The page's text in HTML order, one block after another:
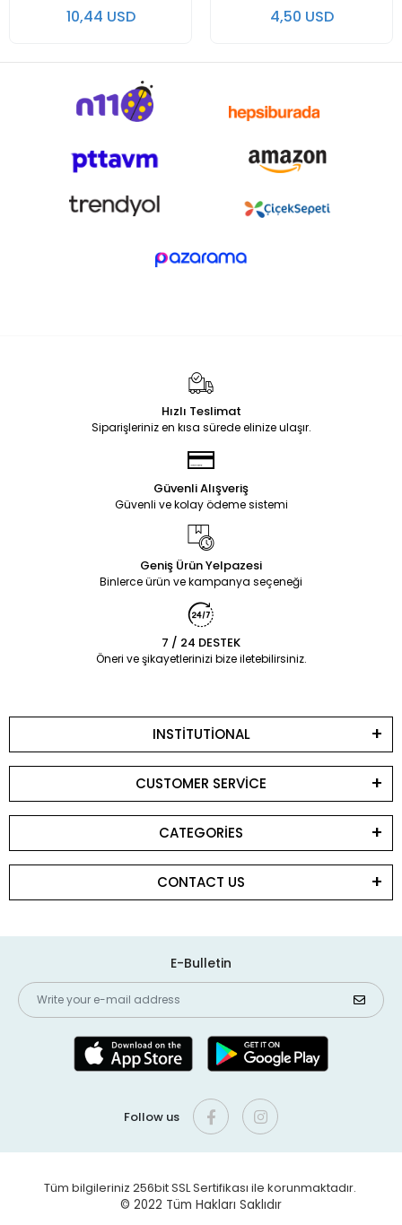
10,44 USD 4,50 USD
Hızlı Teslimat
Siparişleriniz en kısa sürede elinize ulaşır.
Güvenli Alışveriş
Güvenli ve kolay ödeme sistemi
Geniş Ürün Yelpazesi
Binlerce ürün ve kampanya seçeneği
7 / 24 DESTEK
Öneri ve şikayetlerinizi bize iletebilirsiniz.
INSTİTUTİONAL
CUSTOMER SERVİCE
CATEGORİES
CONTACT US
E-Bulletin
Follow us
Tüm bilgileriniz 256bit SSL Sertifikası ile korunmaktadır.
© 2022 Tüm Hakları Saklıdır